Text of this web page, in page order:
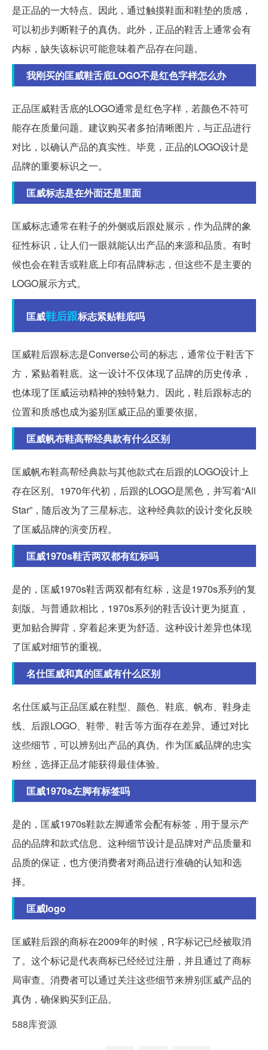
是正品的一大特点。因此，通过触摸鞋面和鞋垫的质感，
可以初步判断鞋子的真伪。此外，正品的鞋舌上通常会有
内标，缺失该标识可能意味着产品存在问题。
我刚买的匡威鞋舌底LOGO不是红色字样怎么办
正品匡威鞋舌底的LOGO通常是红色字样，若颜色不符可
能存在质量问题。建议购买者多拍清晰图片，与正品进行
对比，以确认产品的真实性。毕竟，正品的LOGO设计是
品牌的重要标识之一。
匡威标志是在外面还是里面
匡威标志通常在鞋子的外侧或后跟处展示，作为品牌的象
征性标识，让人们一眼就能认出产品的来源和品质。有时
候也会在鞋舌或鞋底上印有品牌标志，但这些不是主要的
LOGO展示方式。
匡威鞋后跟标志紧贴鞋底吗
匡威鞋后跟标志是Converse公司的标志，通常位于鞋舌下
方，紧贴着鞋底。这一设计不仅体现了品牌的历史传承，
也体现了匡威运动精神的独特魅力。因此，鞋后跟标志的
位置和质感也成为鉴别匡威正品的重要依据。
匡威帆布鞋高帮经典款有什么区别
匡威帆布鞋高帮经典款与其他款式在后跟的LOGO设计上
存在区别。1970年代初，后跟的LOGO是黑色，并写着“All
Star”，随后改为了三星标志。这种经典款的设计变化反映
了匡威品牌的演变历程。
匡威1970s鞋舌两双都有红标吗
是的，匡威1970s鞋舌两双都有红标，这是1970s系列的复
刻版。与普通款相比，1970s系列的鞋舌设计更为挺直，
更加贴合脚背，穿着起来更为舒适。这种设计差异也体现
了匡威对细节的重视。
名仕匡威和真的匡威有什么区别
名仕匡威与正品匡威在鞋型、颜色、鞋底、帆布、鞋身走
线、后跟LOGO、鞋带、鞋舌等方面存在差异。通过对比
这些细节，可以辨别出产品的真伪。作为匡威品牌的忠实
粉丝，选择正品才能获得最佳体验。
匡威1970s左脚有标签吗
是的，匡威1970s鞋款左脚通常会配有标签，用于显示产
品的品牌和款式信息。这种细节设计是品牌对产品质量和
品质的保证，也方便消费者对商品进行准确的认知和选
择。
匡威logo
匡威鞋后跟的商标在2009年的时候，R字标记已经被取消
了。这个标记是代表商标已经经过注册，并且通过了商标
局审查。消费者可以通过关注这些细节来辨别匡威产品的
真伪，确保购买到正品。
588库资源